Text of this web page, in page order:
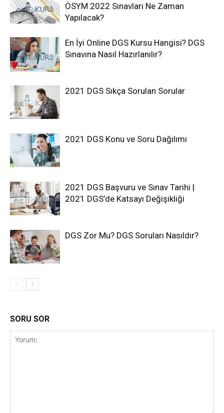
ÖSYM 2022 Sınavları Ne Zaman
Yapılacak?
En İyi Online DGS Kursu Hangisi? DGS
Sınavına Nasıl Hazırlanılır?
2021 DGS Sıkça Sorulan Sorular
2021 DGS Konu ve Soru Dağılımı
2021 DGS Başvuru ve Sınav Tarihi |
2021 DGS’de Katsayı Değişikliği
DGS Zor Mu? DGS Soruları Nasıldır?
SORU SOR